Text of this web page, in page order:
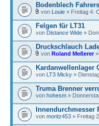
Bodenblech
von Louie » Freitag 4.
Felgen für LT31
von Distance Wide »
Druckschlauch
von Roland Meßerer»
Kardanwellenlager
von LT3 Micky »
Truma Brenner
von hohesm »
Innendurchmesser
von moritz453 » Freitag